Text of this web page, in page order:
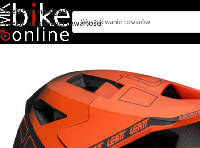
Przejdź do nawigacji
Przejdź do głównej zawartości